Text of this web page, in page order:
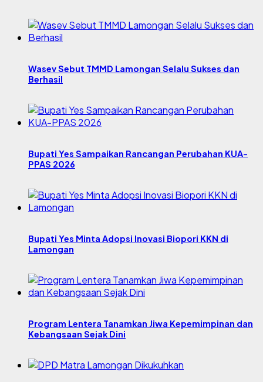
Wasev Sebut TMMD Lamongan Selalu Sukses dan
Berhasil
Bupati Yes Sampaikan Rancangan Perubahan KUA-
PPAS 2026
Bupati Yes Minta Adopsi Inovasi Biopori KKN di
Lamongan
Program Lentera Tanamkan Jiwa Kepemimpinan dan
Kebangsaan Sejak Dini